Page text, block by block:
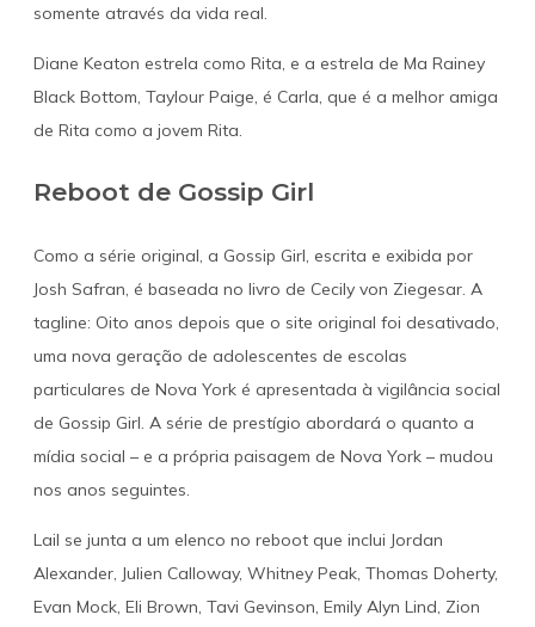
somente através da vida real.
Diane Keaton estrela como Rita, e a estrela de Ma Rainey
Black Bottom, Taylour Paige, é Carla, que é a melhor amiga
de Rita como a jovem Rita.
Reboot de Gossip Girl
Como a série original, a Gossip Girl, escrita e exibida por
Josh Safran, é baseada no livro de Cecily von Ziegesar. A
tagline: Oito anos depois que o site original foi desativado,
uma nova geração de adolescentes de escolas
particulares de Nova York é apresentada à vigilância social
de Gossip Girl. A série de prestígio abordará o quanto a
mídia social – e a própria paisagem de Nova York – mudou
nos anos seguintes.
Lail se junta a um elenco no reboot que inclui Jordan
Alexander, Julien Calloway, Whitney Peak, Thomas Doherty,
Evan Mock, Eli Brown, Tavi Gevinson, Emily Alyn Lind, Zion